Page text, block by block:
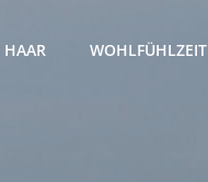
WOHLFÜHLZEIT